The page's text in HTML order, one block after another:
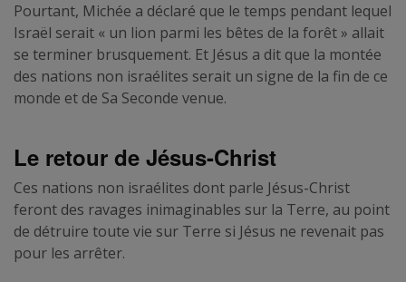
Pourtant, Michée a déclaré que le temps pendant lequel
Israël serait « un lion parmi les bêtes de la forêt » allait
se terminer brusquement. Et Jésus a dit que la montée
des nations non israélites serait un signe de la fin de ce
monde et de Sa Seconde venue.
Le retour de Jésus-Christ
Ces nations non israélites dont parle Jésus-Christ
feront des ravages inimaginables sur la Terre, au point
de détruire toute vie sur Terre si Jésus ne revenait pas
pour les arrêter.